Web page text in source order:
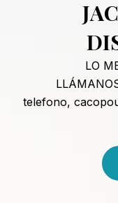
LO
telefono,